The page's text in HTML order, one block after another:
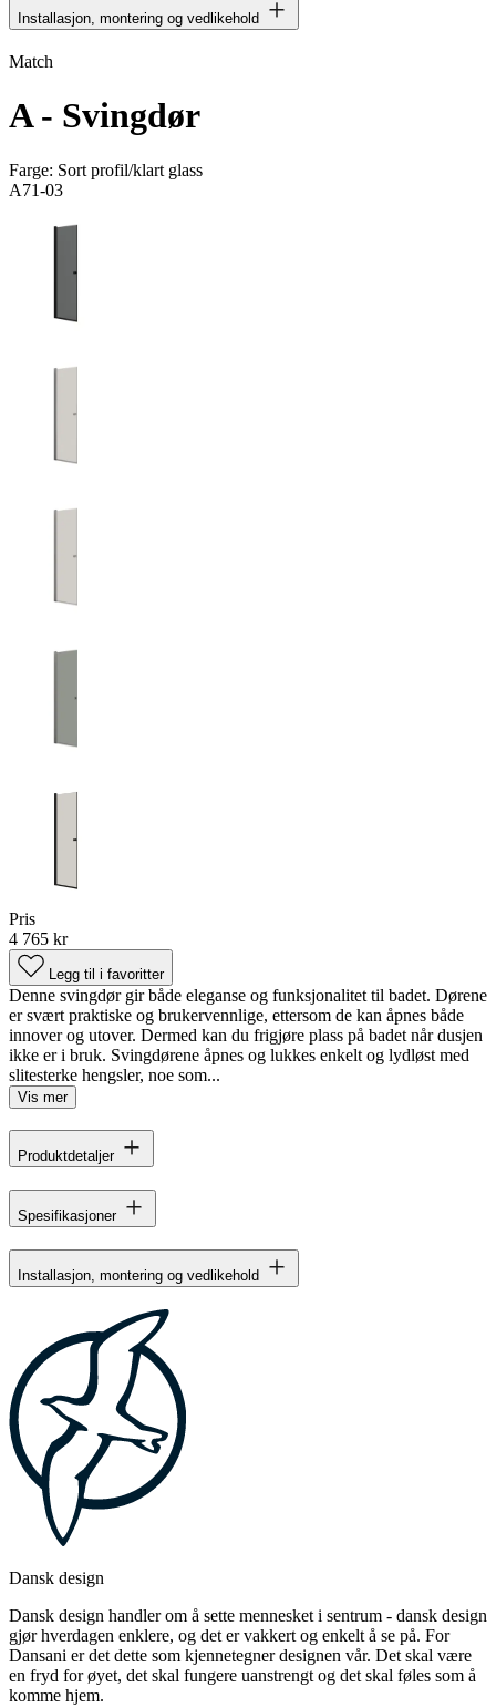
Installasjon, montering og vedlikehold
Match
A - Svingdør
Farge: Sort profil/klart glass
A71-03
Pris
4 765 kr
Legg til i favoritter
Denne svingdør gir både eleganse og funksjonalitet til badet. Dørene
er svært praktiske og brukervennlige, ettersom de kan åpnes både
innover og utover. Dermed kan du frigjøre plass på badet når dusjen
ikke er i bruk. Svingdørene åpnes og lukkes enkelt og lydløst med
slitesterke hengsler, noe som...
Vis mer
Produktdetaljer
Spesifikasjoner
Installasjon, montering og vedlikehold
Dansk design
Dansk design handler om å sette mennesket i sentrum - dansk design
gjør hverdagen enklere, og det er vakkert og enkelt å se på. For
Dansani er det dette som kjennetegner designen vår. Det skal være
en fryd for øyet, det skal fungere uanstrengt og det skal føles som å
komme hjem.